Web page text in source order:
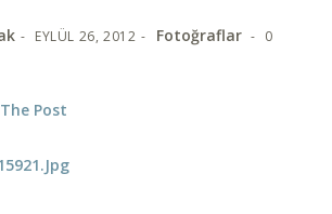
EYLÜL 26, 2012 Fotoğraflar
0
Post